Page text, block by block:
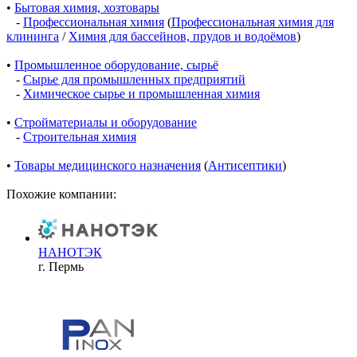
• Бытовая химия, хозтовары
- Профессиональная химия (Профессиональная химия для
клининга / Химия для бассейнов, прудов и водоёмов)
• Промышленное оборудование, сырьё
- Сырье для промышленных предприятий
- Химическое сырье и промышленная химия
• Стройматериалы и оборудование
- Строительная химия
• Товары медицинского назначения (Антисептики)
Похожие компании:
НАНОТЭК
г. Пермь